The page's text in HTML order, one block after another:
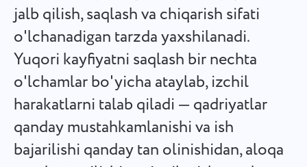
Español
Français
עברית
हिन्दी
Italiano
jalb qilish, saqlash va chiqarish sifati
o'lchanadigan tarzda yaxshilanadi.
Yuqori kayfiyatni saqlash bir nechta
o'lchamlar bo'yicha ataylab, izchil
harakatlarni talab qiladi — qadriyatlar
qanday mustahkamlanishi va ish
bajarilishi qanday tan olinishidan, aloqa
Vazifa yarating, uni hamkasblaringiz bilan bajaring va uni
tugallangandan so'ng yopib qo'ying.
Hisobotlar
Loyihaga sarflangan vaqt bo'yicha hisobotlardan foydalanib,
resurslarni taqsimlang.